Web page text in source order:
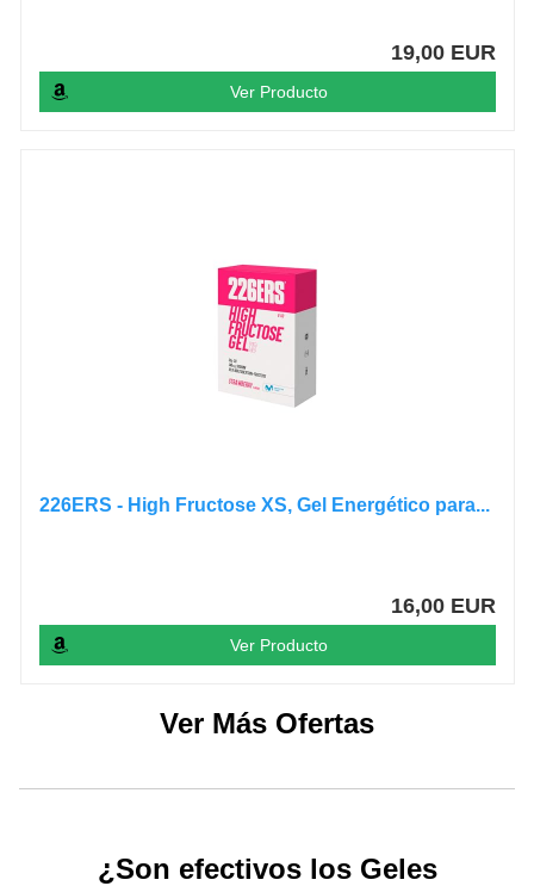
19,00 EUR
Ver Producto
226ERS - High Fructose XS, Gel Energético para...
16,00 EUR
Ver Producto
Ver Más Ofertas
¿Son efectivos los Geles